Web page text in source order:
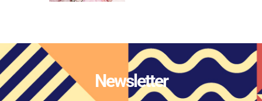
Newsletter